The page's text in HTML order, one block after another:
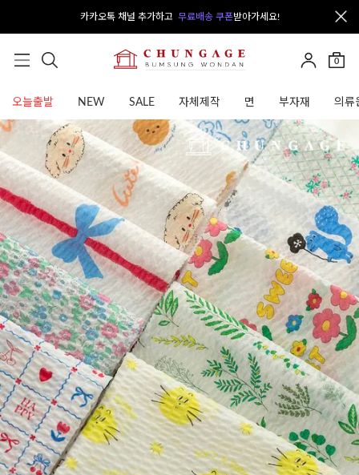
카카오톡 채널 추가하고 무료배송 쿠폰받아가세요!
0
오늘출발 NEW SALE 자체제작 면 부자재 의류